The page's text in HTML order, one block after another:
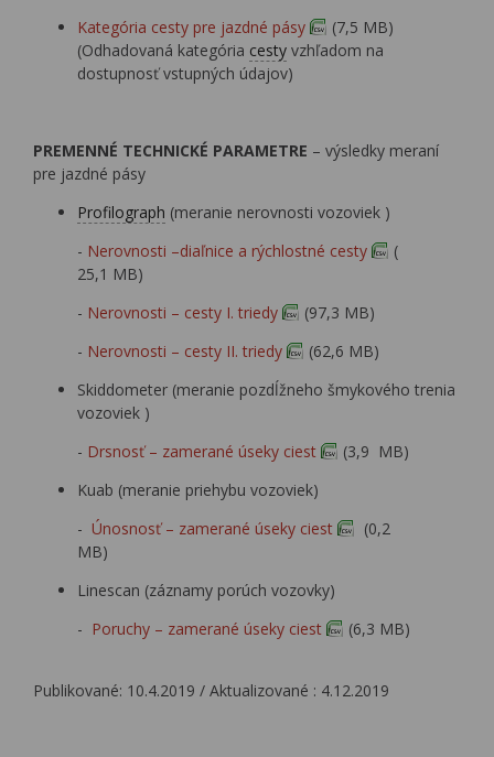
Kategória cesty pre jazdné pásy
(7,5 MB)
(Odhadovaná kategória cesty vzhľadom na
dostupnosť vstupných údajov)
PREMENNÉ TECHNICKÉ PARAMETRE – výsledky meraní
pre jazdné pásy
Profilograph (meranie nerovnosti vozoviek )
- Nerovnosti –diaľnice a rýchlostné cesty
(
25,1 MB)
- Nerovnosti – cesty I. triedy
(97,3 MB)
- Nerovnosti – cesty II. triedy
(62,6 MB)
Skiddometer (meranie pozdĺžneho šmykového trenia
vozoviek )
- Drsnosť – zamerané úseky ciest
(3,9 MB)
Kuab (meranie priehybu vozoviek)
- Únosnosť – zamerané úseky ciest
(0,2
MB)
Linescan (záznamy porúch vozovky)
- Poruchy – zamerané úseky ciest (6,3 MB)
Publikované: 10.4.2019 / Aktualizované : 4.12.2019